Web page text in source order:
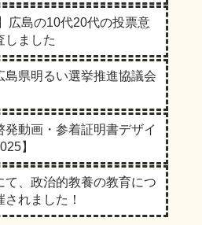
広島の10代20代の投票意
しました
島県明るい選挙推進協議会
動画・参着証明書デザイ
】
て、政治的教養の教育につ
れました！